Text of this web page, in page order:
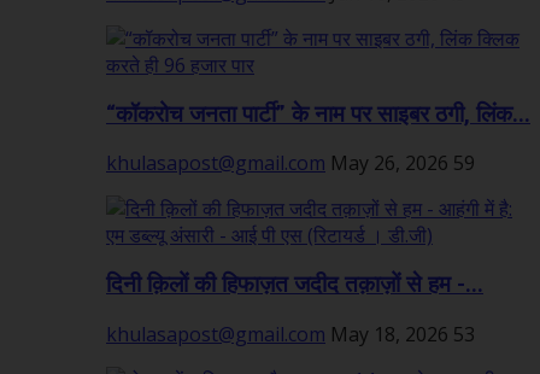
“कॉकरोच जनता पार्टी” के नाम पर साइबर ठगी, लिंक...
khulasapost@gmail.com May 26, 2026 59
दिनी क़िलों की हिफाज़त जदीद तक़ाज़ों से हम -...
khulasapost@gmail.com May 18, 2026 53